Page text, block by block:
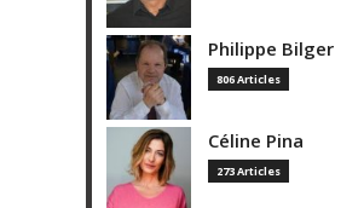
Philippe Bilger
806 Articles
Céline Pina
273 Articles